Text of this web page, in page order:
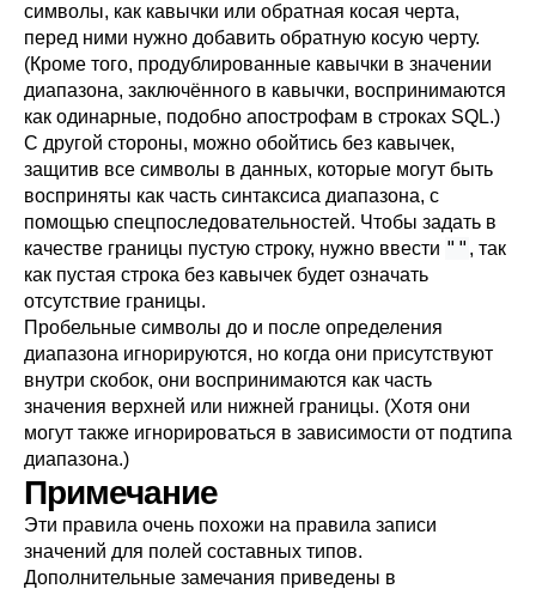
символы, как кавычки или обратная косая черта,
перед ними нужно добавить обратную косую черту.
(Кроме того, продублированные кавычки в значении
диапазона, заключённого в кавычки, воспринимаются
как одинарные, подобно апострофам в строках SQL.)
С другой стороны, можно обойтись без кавычек,
защитив все символы в данных, которые могут быть
восприняты как часть синтаксиса диапазона, с
помощью спецпоследовательностей. Чтобы задать в
качестве границы пустую строку, нужно ввести "" , так
как пустая строка без кавычек будет означать
отсутствие границы.
Пробельные символы до и после определения
диапазона игнорируются, но когда они присутствуют
внутри скобок, они воспринимаются как часть
значения верхней или нижней границы. (Хотя они
могут также игнорироваться в зависимости от подтипа
диапазона.)
Примечание
Эти правила очень похожи на правила записи
значений для полей составных типов.
Дополнительные замечания приведены в